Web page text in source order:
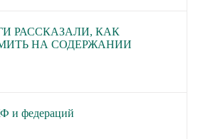
РАССКАЗАЛИ, КАК
НА СОДЕРЖАНИИ
и федераций